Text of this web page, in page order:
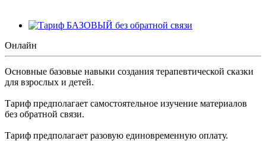
Онлайн
Основные базовые навыки создания терапевтической сказки
для взрослых и детей.
Тариф предполагает самостоятельное изучение материалов
без обратной связи.
Тариф предполагает разовую единовременную оплату.